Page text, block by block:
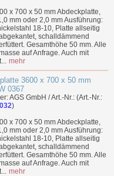
x 700 x 50 mm Abdeckplatte,
mm oder 2,0 mm Ausführung:
18-10, Platte allseitig
schalldämmend
Gesamthöhe 50 mm. Alle
auf Anfrage. Auch mit
mehr
3600 x 700 x 50 mm
0367
AGS GmbH / Art.-Nr.: (Art.-Nr.:
)
x 700 x 50 mm Abdeckplatte,
mm oder 2,0 mm Ausführung:
18-10, Platte allseitig
schalldämmend
Gesamthöhe 50 mm. Alle
auf Anfrage. Auch mit
mehr